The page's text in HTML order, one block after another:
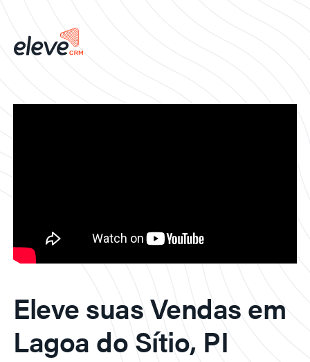
Eleve suas Vendas em
Lagoa do Sítio, PI